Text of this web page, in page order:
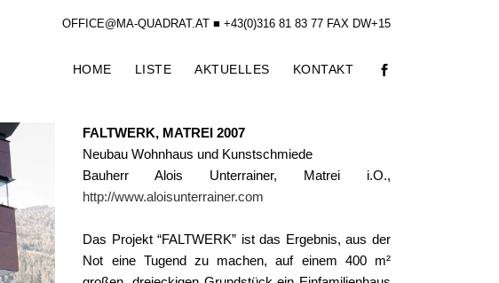
OFFICE@MA-QUADRAT.AT ■ +43(0)316 81 83 77 FAX DW+15
HOME LISTE AKTUELLES KONTAKT
FALTWERK, MATREI 2007
Neubau Wohnhaus und Kunstschmiede
Bauherr Alois Unterrainer, Matrei i.O.,
http://www.aloisunterrainer.com
Das Projekt “FALTWERK” ist das Ergebnis, aus der
Not eine Tugend zu machen, auf einem 400 m²